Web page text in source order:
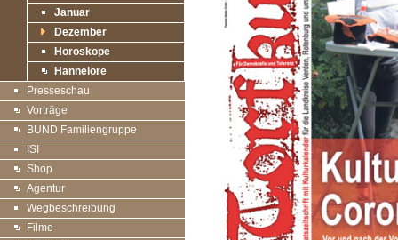
Januar
Dezember
Horoskope
Hannelore
Presseschau
Vorträge
BUND Familiengruppe
ISI
Shop
Agentur
Wegbeschreibung
Filme